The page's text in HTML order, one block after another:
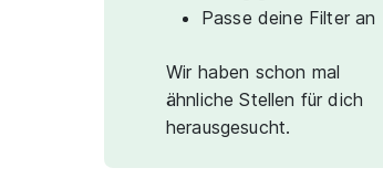
Passe deine Filter an
Wir haben schon mal
ähnliche Stellen für dich
herausgesucht.